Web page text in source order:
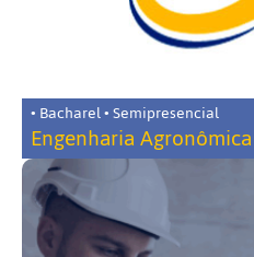
• Bacharel • Semipresencial
Engenharia